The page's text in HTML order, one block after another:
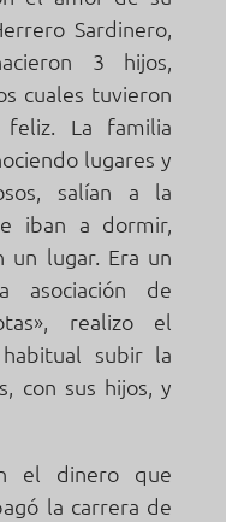
Sardinero,
3 hijos,
cuales tuvieron
feliz. La familia
lugares y
salían a la
iban a dormir,
un lugar. Era un
asociación de
realizo el
subir la
con sus hijos, y
el dinero que
la carrera de